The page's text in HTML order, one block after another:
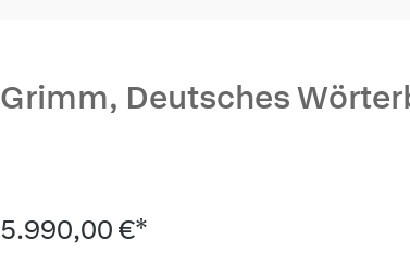
Grimm, Deutsches
5.990,00 €*